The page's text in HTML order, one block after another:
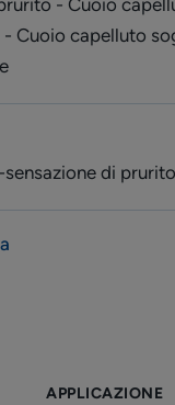
- Cuoio
Cuoio capelluto
di
APPLICAZIONE